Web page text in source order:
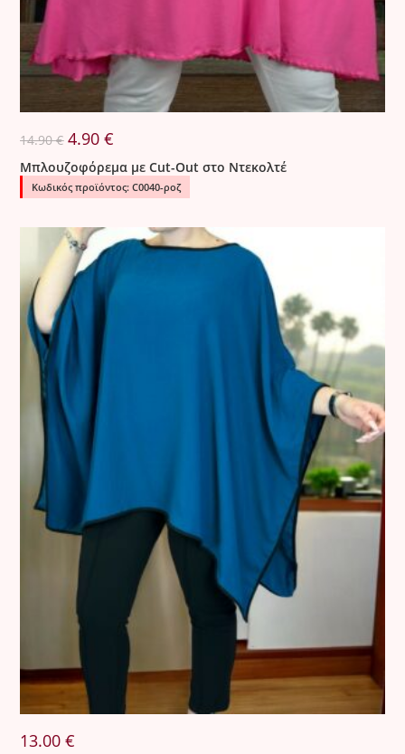
14.90€ Original
price
was:
14.90 €.
4.90€
τιμή
είναι:
4.90 €.
Μπλουζοφόρεμα με Cut-Out στο Ντεκολτέ
Κωδικός προϊόντος: C0040-ροζ
13.00€